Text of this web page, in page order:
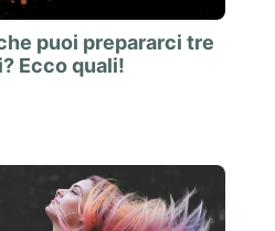
puoi prepararci tre
Ecco quali!